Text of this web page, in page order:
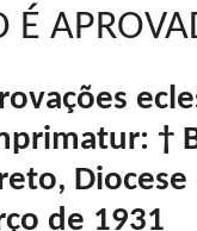
É
†
Diocese
de 1931